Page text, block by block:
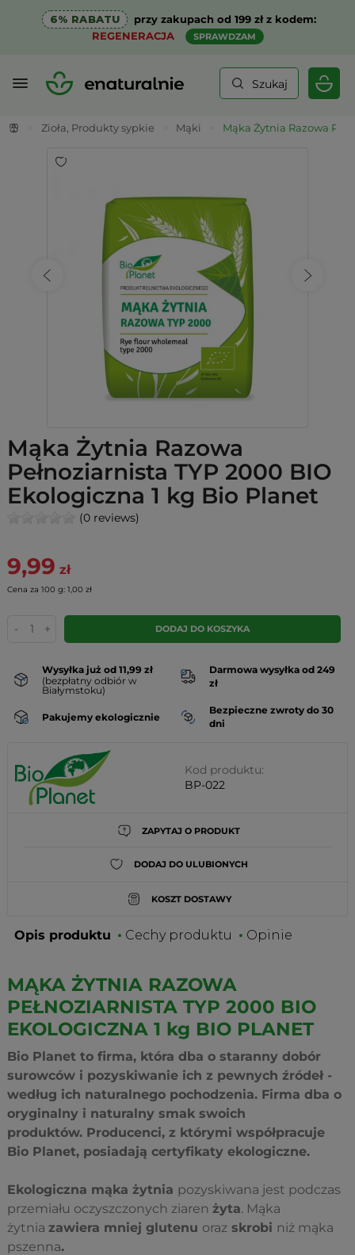
6% RABATU
przy zakupach od 199 zł z kodem:
REGENERACJA
SPRAWDZAM
Szukaj
Zioła, Produkty sypkie Mąki Mąka Żytnia Razowa
Mąka Żytnia Razowa
Pełnoziarnista TYP 2000 BIO
Ekologiczna 1 kg Bio Planet
(0 reviews)
9,99 zł
Cena za 100 g: 1,00 zł
- + DODAJ DO KOSZYKA
Wysyłka już od 11,99 zł
(bezpłatny odbiór w
Białymstoku)
Darmowa wysyłka od 249
zł
Pakujemy ekologicznie
Bezpieczne zwroty do 30
dni
Kod produktu:
BP-022
ZAPYTAJ O PRODUKT
DODAJ DO ULUBIONYCH
KOSZT DOSTAWY
Opis produktu Cechy produktu Opinie
MĄKA ŻYTNIA RAZOWA
PEŁNOZIARNISTA TYP 2000 BIO
EKOLOGICZNA 1 kg BIO PLANET
Bio Planet to firma, która dba o staranny dobór
surowców i pozyskiwanie ich z pewnych źródeł -
według ich naturalnego pochodzenia. Firma dba o
oryginalny i naturalny smak swoich
produktów. Producenci, z którymi współpracuje
Bio Planet, posiadają certyfikaty ekologiczne.
Ekologiczna mąka żytnia pozyskiwana jest podczas
przemiału oczyszczonych ziaren żyta. Mąka
żytnia zawiera mniej glutenu oraz skrobi niż mąka
pszenna.